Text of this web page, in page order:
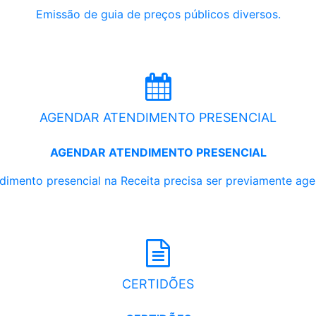
Emissão de guia de preços públicos diversos.
AGENDAR ATENDIMENTO PRESENCIAL
AGENDAR ATENDIMENTO PRESENCIAL
presencial na Receita precisa ser previamente
CERTIDÕES